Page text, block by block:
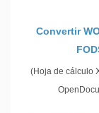
Convertir
(Hoja de cálculo